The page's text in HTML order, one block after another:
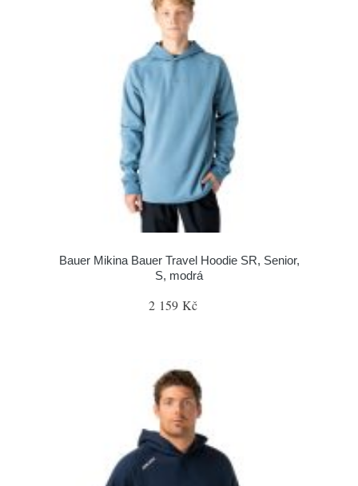
Bauer Mikina Bauer Travel Hoodie SR, Senior,
S, modrá
2 159 Kč